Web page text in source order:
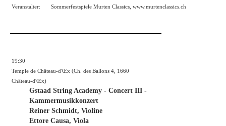
Veranstalter:
Sommerfestspiele Murten Classics, www.murtenclassics.ch
19:30
Temple de Château-d'Œx (Ch. des Ballons 4, 1660
Château-d'Œx)
Gstaad String Academy - Concert III -
Kammermusikkonzert
Reiner Schmidt, Violine
Ettore Causa, Viola